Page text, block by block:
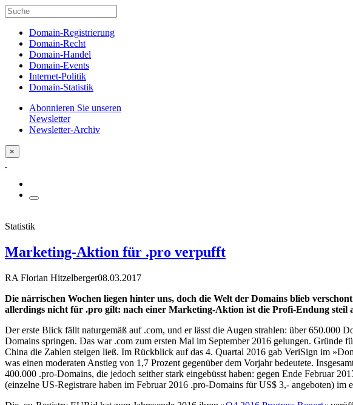
Domain-Registrierung
Domain-Recht
Domain-Handel
Domain-Events
Internet-Politik
Domain-Statistik
Abonnieren Sie unseren
Newsletter
Newsletter-Archiv
×
Statistik
Marketing-Aktion für .pro verpufft
RA Florian Hitzelberger08.03.2017
Die närrischen Wochen liegen hinter uns, doch die Welt der Domains blieb
allerdings nicht für .pro gilt: nach einer Marketing-Aktion ist die Profi-Endung steil
Der erste Blick fällt naturgemäß auf .com, und er lässt die Augen strahlen: über
Domains springen. Das war .com zum ersten Mal im September 2016 gelungen. Gründe
China die Zahlen steigen ließ. Im Rückblick auf das 4. Quartal 2016 gab VeriSign im
was einen moderaten Anstieg von 1,7 Prozent gegenüber dem Vorjahr bedeutete.
400.000 .pro-Domains, die jedoch seither stark eingebüsst haben: gegen Ende Februar
(einzelne US-Registrare haben im Februar 2016 .pro-Domains für US$ 3,- angeboten) im